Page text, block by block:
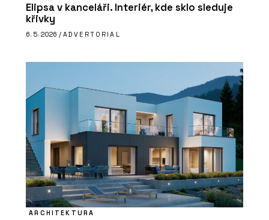
Elipsa v kanceláři. Interiér, kde sklo sleduje
křivky
6. 5. 2026 / ADVERTORIAL
ARCHITEKTURA